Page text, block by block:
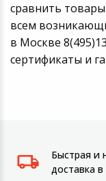
сравнить
всем
в Москве
сертификаты и
Быстрая и
доставка